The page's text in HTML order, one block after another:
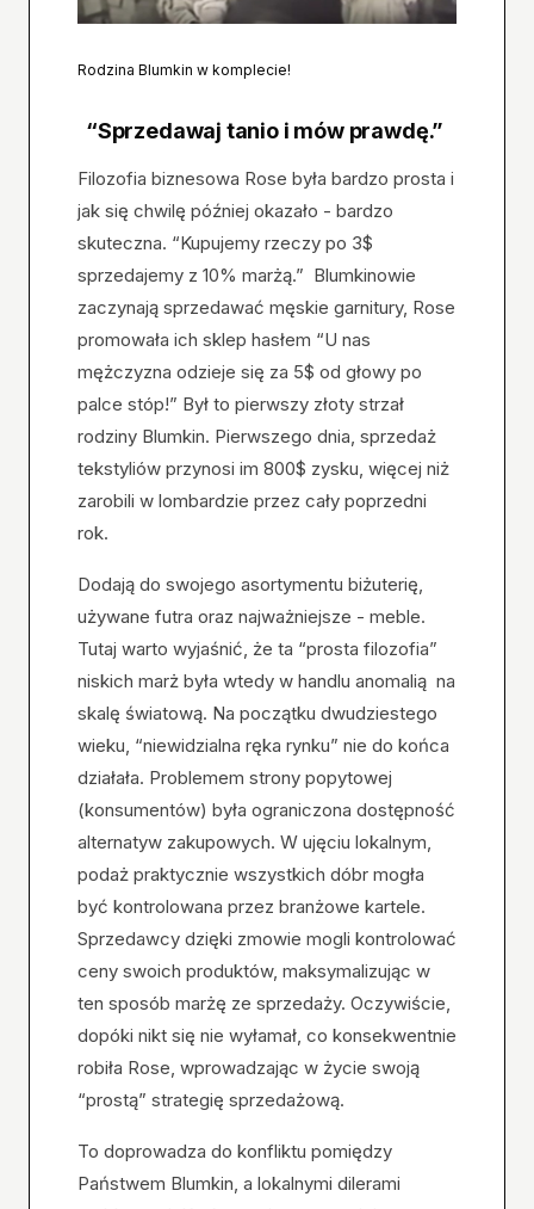
Rodzina Blumkin w komplecie!
“Sprzedawaj tanio i mów prawdę.”
Filozofia biznesowa Rose była bardzo prosta i
jak się chwilę później okazało - bardzo
skuteczna. “Kupujemy rzeczy po 3$
sprzedajemy z 10% marżą.” Blumkinowie
zaczynają sprzedawać męskie garnitury, Rose
promowała ich sklep hasłem “U nas
mężczyzna odzieje się za 5$ od głowy po
palce stóp!” Był to pierwszy złoty strzał
rodziny Blumkin. Pierwszego dnia, sprzedaż
tekstyliów przynosi im 800$ zysku, więcej niż
zarobili w lombardzie przez cały poprzedni
rok.
Dodają do swojego asortymentu biżuterię,
używane futra oraz najważniejsze - meble.
Tutaj warto wyjaśnić, że ta “prosta filozofia”
niskich marż była wtedy w handlu anomalią na
skalę światową. Na początku dwudziestego
wieku, “niewidzialna ręka rynku” nie do końca
działała. Problemem strony popytowej
(konsumentów) była ograniczona dostępność
alternatyw zakupowych. W ujęciu lokalnym,
podaż praktycznie wszystkich dóbr mogła
być kontrolowana przez branżowe kartele.
Sprzedawcy dzięki zmowie mogli kontrolować
ceny swoich produktów, maksymalizując w
ten sposób marżę ze sprzedaży. Oczywiście,
dopóki nikt się nie wyłamał, co konsekwentnie
robiła Rose, wprowadzając w życie swoją
“prostą” strategię sprzedażową.
To doprowadza do konfliktu pomiędzy
Państwem Blumkin, a lokalnymi dilerami